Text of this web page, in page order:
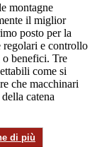
montagne
il miglior
posto per la
regolari e controllo
o benefici. Tre
come si
che macchinari
catena
di più